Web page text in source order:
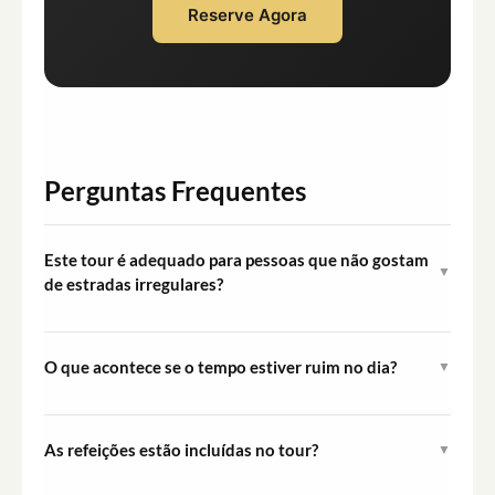
Reserve Agora
Perguntas Frequentes
Este tour é adequado para pessoas que não gostam
de estradas irregulares?
▼
irregulares. Hóspedes com problemas nas costas ou
sensibilidade ao movimento devem considerar isso
O que acontece se o tempo estiver ruim no dia? ▼
geralmente prossegue na maioria das condições
As refeições estão incluídas no tour? ▼